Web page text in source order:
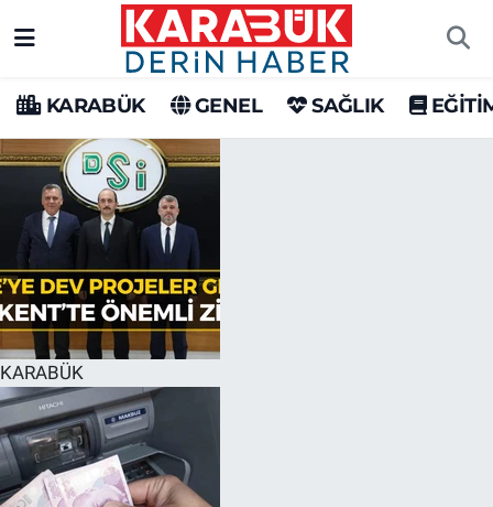
KARABÜK GENEL SAĞLIK
KARABÜK
Karabük Hava Durumu
Karabük Trafik Yoğunluk Haritası
Süper Lig Puan Durumu ve Fikstür
Tüm Manşetler
Son Dakika Haberleri
Haber Arşivi